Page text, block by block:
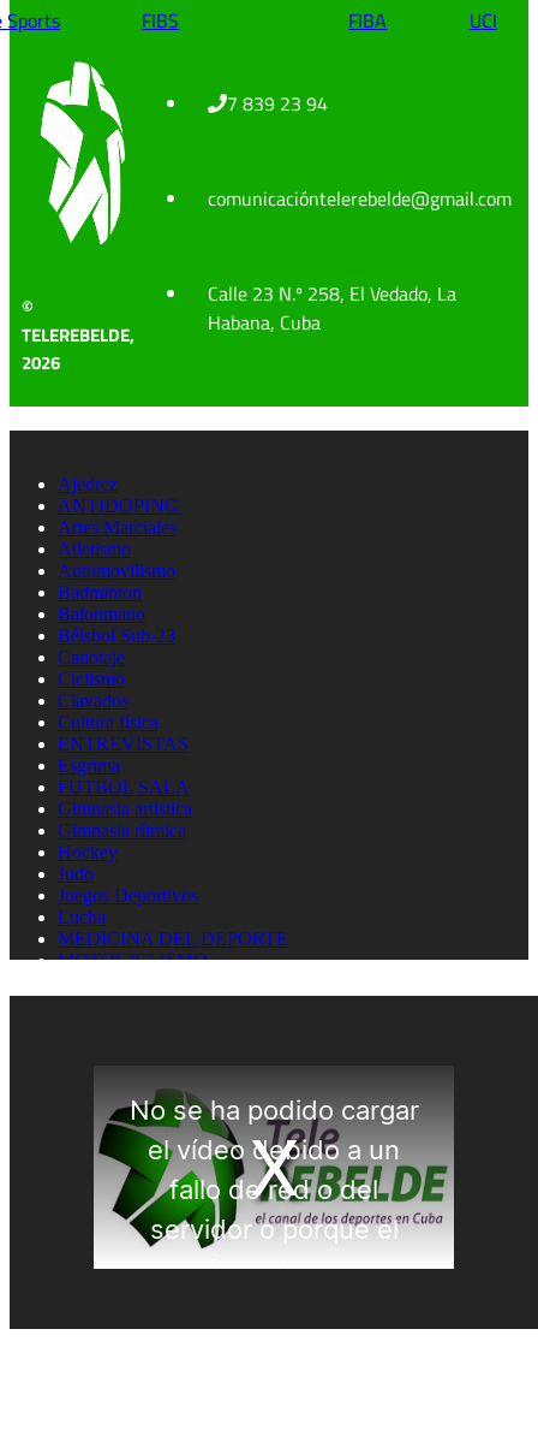
©
TELEREBELDE,
2026
7 839 23 94
comunicacióntelerebelde@gmail.com
Calle 23 N.º 258, El Vedado, La
Habana, Cuba
Sports
FIBS
FIBA
UCI
Ajedrez
ANTIDOPING
Artes Marciales
Atletismo
Automovilismo
Badminton
Balonmano
Béisbol Sub-23
Canotaje
Ciclismo
Clavados
Cultura física
ENTREVISTAS
Esgrima
FUTBOL SALA
Gimnasia artistica
Gimnasia rítmica
Hockey
Judo
Juegos Deportivos
Lucha
MEDICINA DEL DEPORTE
MOTOCICLISMO
Pelota Vasca
Pentatlón
Pesas
Pesca Deportiva
Polo Acuático
PREMIOS LAUREUS
Tenis